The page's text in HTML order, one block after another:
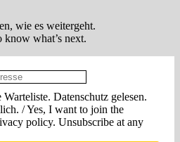
wie es weitergeht.
know what’s next.
Datenschutz gelesen.
/ Yes, I want to join the
policy. Unsubscribe at any